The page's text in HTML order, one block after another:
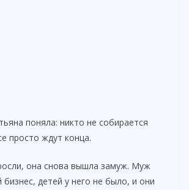
поняла: никто не собирается
просто ждут конца.
она снова вышла замуж. Муж
детей у него не было, и они